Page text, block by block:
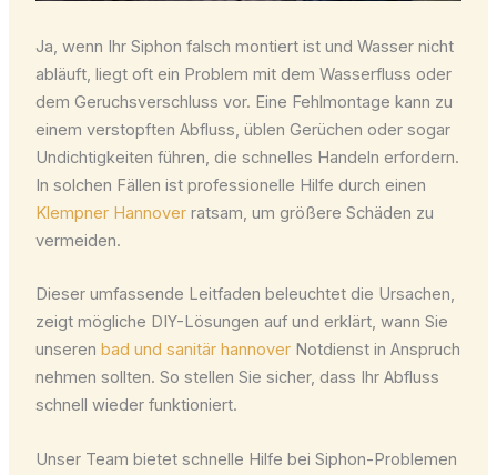
Ja, wenn Ihr Siphon falsch montiert ist und Wasser nicht
abläuft, liegt oft ein Problem mit dem Wasserfluss oder
dem Geruchsverschluss vor. Eine Fehlmontage kann zu
einem verstopften Abfluss, üblen Gerüchen oder sogar
Undichtigkeiten führen, die schnelles Handeln erfordern.
In solchen Fällen ist professionelle Hilfe durch einen
Klempner Hannoverratsam, um größere Schäden zu
vermeiden.
Dieser umfassende Leitfaden beleuchtet die Ursachen,
zeigt mögliche DIY-Lösungen auf und erklärt, wann Sie
unseren bad und sanitär hannoverNotdienst in Anspruch
nehmen sollten. So stellen Sie sicher, dass Ihr Abfluss
schnell wieder funktioniert.
Unser Team bietet schnelle Hilfe bei Siphon-Problemen